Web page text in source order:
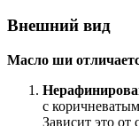
Внешний вид
Масло ши
с
Зависит это от